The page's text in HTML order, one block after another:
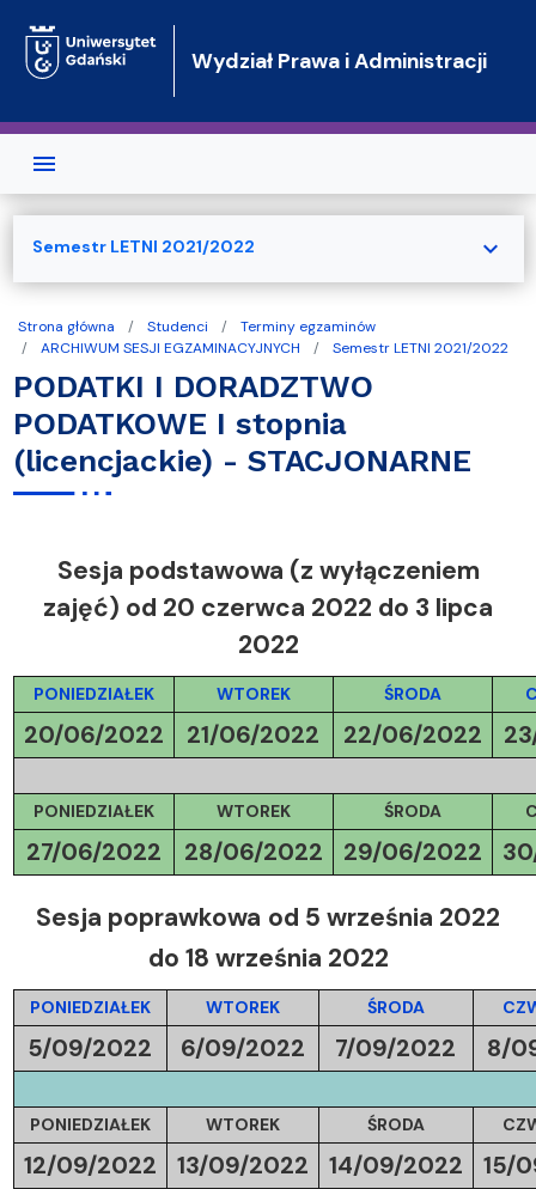
Wydział Prawa i Administracji
Strona główna Studenci
Terminy egzaminów
ARCHIWUM SESJI EGZAMINACYJNYCH
Semestr LETNI 2021/2022
PODATKI I DORADZTWO
PODATKOWE I stopnia
(licencjackie) - STACJONARNE
Sesja podstawowa (z wyłączeniem
zajęć) od 20 czerwca 2022 do 3 lipca
2022
PONIEDZIAŁEK WTOREK ŚRODA
20/06/2022 21/06/2022 22/06/2022
PONIEDZIAŁEK WTOREK ŚRODA
27/06/2022 28/06/2022 29/06/2022
Sesja poprawkowa od 5 września 2022
do 18 września 2022
PONIEDZIAŁEK WTOREK ŚRODA
5/09/2022 6/09/2022 7/09/2022 8/
PONIEDZIAŁEK WTOREK ŚRODA
12/09/2022 13/09/2022 14/09/2022 15/
Semestr LETNI 2021/2022 expand_more